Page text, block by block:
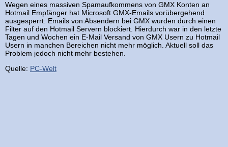
Wegen eines massiven Spamaufkommens von GMX Konten an
Hotmail Empfänger hat Microsoft GMX-Emails vorübergehend
ausgesperrt: Emails von Absendern bei GMX wurden durch einen
Filter auf den Hotmail Servern blockiert. Hierdurch war in den letzte
Tagen und Wochen ein E-Mail Versand von GMX Usern zu Hotmail
Usern in manchen Bereichen nicht mehr möglich. Aktuell soll das
Problem jedoch nicht mehr bestehen.
Quelle: PC-Welt